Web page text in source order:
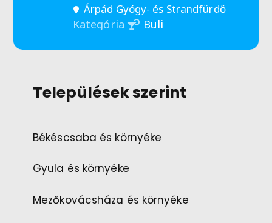
Árpád Gyógy- és Strandfürdő
Kategória Buli
Települések szerint
Békéscsaba és környéke
Gyula és környéke
Mezőkovácsháza és környéke